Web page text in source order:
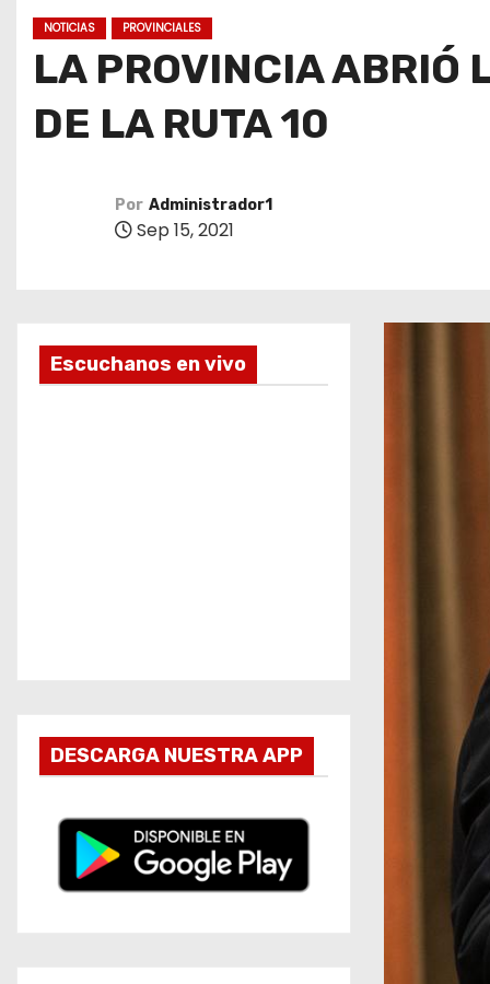
NOTICIAS PROVINCIALES
LA PROVINCIA ABRIÓ
DE LA RUTA 10
Por Administrador1
Sep 15, 2021
Escuchanos en vivo
DESCARGA NUESTRA APP